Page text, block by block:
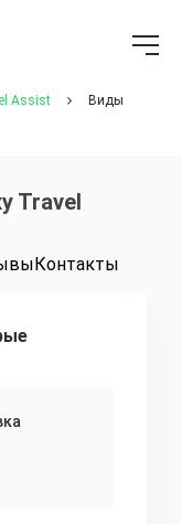
Assist
Виды
Travel
Контакты